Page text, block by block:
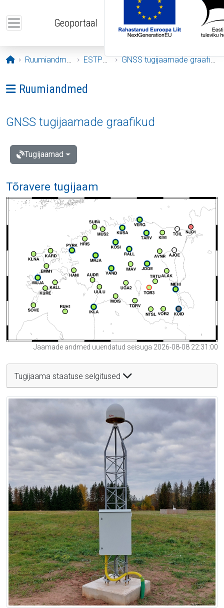
Geoportaal
Avaleht
Ruumiandmed ESTPOS GNSS tugijaamade graafikud
Ava menüü: Ruumiandmed
Ruumiandmed
GNSS tugijaamade graafikud
Tugijaamad
Tõravere tugijaam
Jaamade andmed uuendatud seisuga 2026-08-08 22:31:00
Tugijaama staatuse selgitused